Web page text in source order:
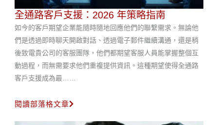
全通路客戶支援：2026 年策略指南
如今的客戶期望企業能隨時隨地回應他們的聯繫需求。無論他
們是透過即時聊天開啟對話、透過電子郵件繼續溝通，還是稍
後致電貴公司的客服團隊，他們都期望客服人員能掌握整個互
動過程，而無需要求他們重複提供資訊。這種期望使得全通路
客戶支援成為最……
閱讀部落格文章